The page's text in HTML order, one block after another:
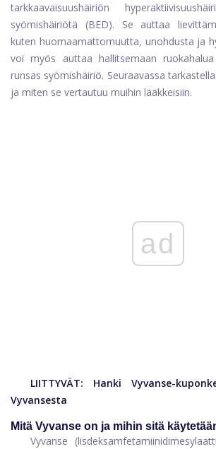
tarkkaavaisuushäiriön
syömishäiriötä (BED). Se auttaa
kuten huomaamattomuutta, unohdusta ja
voi myös auttaa hallitsemaan
runsas syömishäiriö. Seuraavassa
ja miten se vertautuu muihin lääkkeisiin.
ad
LIITTYVÄT: Hanki Vyvanse-
Vyvansesta
Mitä Vyvanse on ja mihin sitä
Vyvanse